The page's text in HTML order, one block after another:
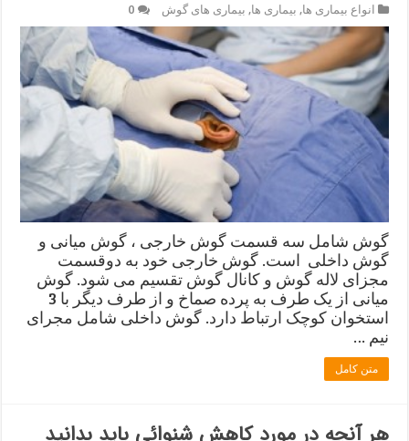
انواع بیماری ها, بیماری ها, بیماری های گوش 0
گوش شامل سه قسمت گوش خارجی ، گوش میانی و
گوش داخلی است. گوش خارجی خود به دوقسمت
مجزای لاله گوش و کانال گوش تقسیم می شود. گوش
میانی از یک طرف به پرده صماخ و از طرف دیگر با 3
استخوان کوچک ارتباط دارد. گوش داخلی شامل مجرای
نیم …
متن کامل
هر آنچه در مورد کاهش شنوائی باید بدانید